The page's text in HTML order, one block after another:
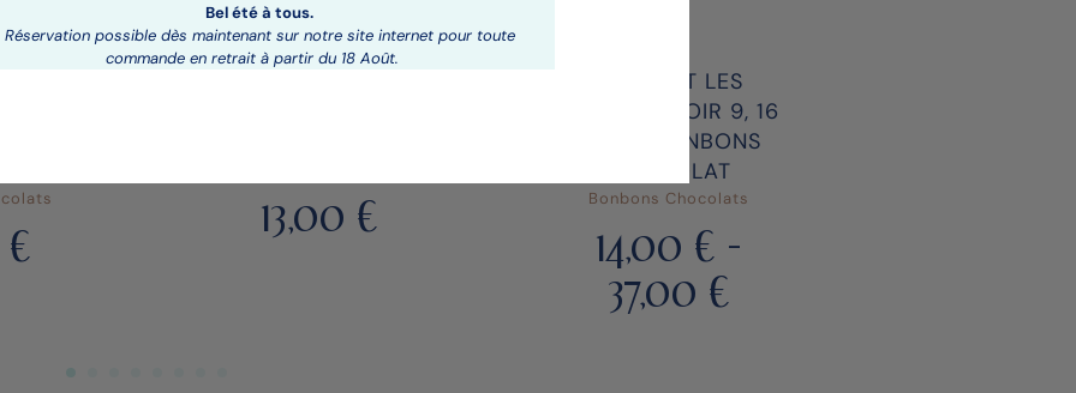
€
13,00 €
COFFRET LES
PRALINES NOIR 9, 16
OU 25 BONBONS
CHOCOLAT
Bonbons Chocolats
14,00 € -
37,00 €
Bel été à tous.
Réservation possible dès maintenant sur notre site internet pour toute
commande en retrait à partir du 18 Août.